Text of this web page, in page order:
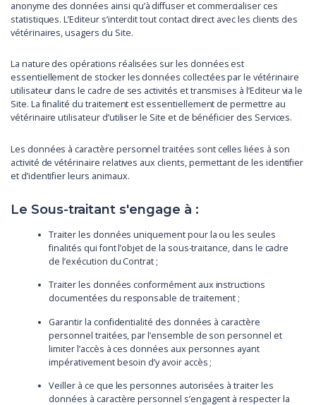
anonyme des données ainsi qu’à diffuser et commercialiser ces
statistiques. L’Editeur s’interdit tout contact direct avec les clients des
vétérinaires, usagers du Site.
La nature des opérations réalisées sur les données est
essentiellement de stocker les données collectées par le vétérinaire
utilisateur dans le cadre de ses activités et transmises à l’Editeur via le
Site. La finalité du traitement est essentiellement de permettre au
vétérinaire utilisateur d’utiliser le Site et de bénéficier des Services.
Les données à caractère personnel traitées sont celles liées à son
activité de vétérinaire relatives aux clients, permettant de les identifier
et d’identifier leurs animaux.
Le Sous-traitant s'engage à :
Traiter les données uniquement pour la ou les seules
finalités qui font l’objet de la sous-traitance, dans le cadre
de l’exécution du Contrat ;
Traiter les données conformément aux instructions
documentées du responsable de traitement ;
Garantir la confidentialité des données à caractère
personnel traitées, par l’ensemble de son personnel et
limiter l’accès à ces données aux personnes ayant
impérativement besoin d’y avoir accès ;
Veiller à ce que les personnes autorisées à traiter les
données à caractère personnel s’engagent à respecter la